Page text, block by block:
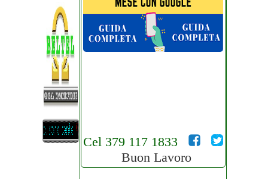
Cel 379 117 1833
Buon Lavoro